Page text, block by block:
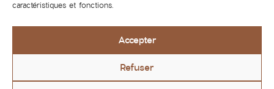
caractéristiques et fonctions.
Accepter
Refuser
Les perspectives, matériaux et inclusions sont présentés à
titre indicatif seulement et sont sujets à changement sans
préavis.